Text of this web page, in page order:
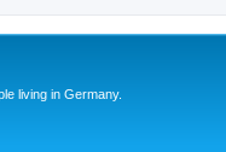
living in Germany.